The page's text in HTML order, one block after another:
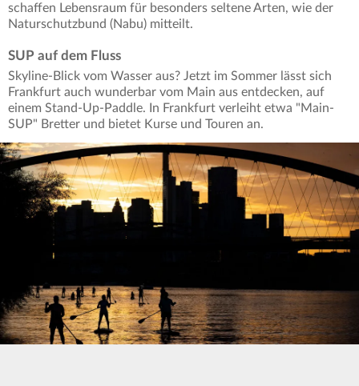
schaffen Lebensraum für besonders seltene Arten, wie der
Naturschutzbund (Nabu) mitteilt.
SUP auf dem Fluss
Skyline-Blick vom Wasser aus? Jetzt im Sommer lässt sich
Frankfurt auch wunderbar vom Main aus entdecken, auf
einem Stand-Up-Paddle. In Frankfurt verleiht etwa "Main-
SUP" Bretter und bietet Kurse und Touren an.